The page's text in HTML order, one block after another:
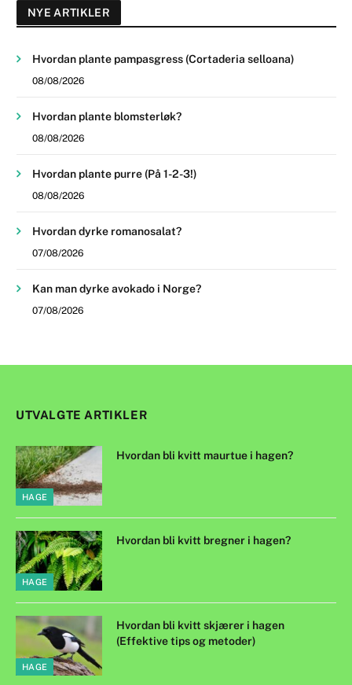
NYE ARTIKLER
Hvordan plante pampasgress (Cortaderia selloana)
08/08/2026
Hvordan plante blomsterløk?
08/08/2026
Hvordan plante purre (På 1-2-3!)
08/08/2026
Hvordan dyrke romanosalat?
07/08/2026
Kan man dyrke avokado i Norge?
07/08/2026
UTVALGTE ARTIKLER
HAGE
Hvordan bli kvitt maurtue i hagen?
HAGE
Hvordan bli kvitt bregner i hagen?
HAGE
Hvordan bli kvitt skjærer i hagen
(Effektive tips og metoder)